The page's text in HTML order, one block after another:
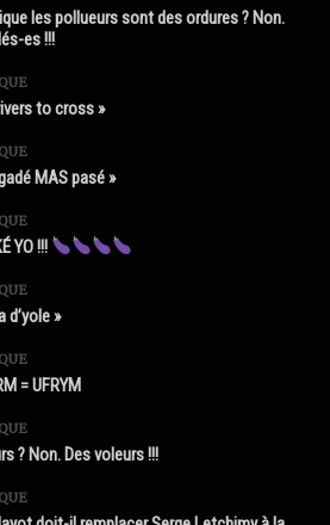
les pollueurs sont des ordures ? Non.
es !!!
to cross »
MAS pasé »
YO !!!
d’yole »
= UFRYM
? Non. Des voleurs !!!